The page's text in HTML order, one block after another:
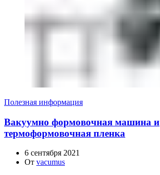
Полезная информация
Вакуумно формовочная машина и
термоформовочная пленка
6 сентября 2021
От vacumus